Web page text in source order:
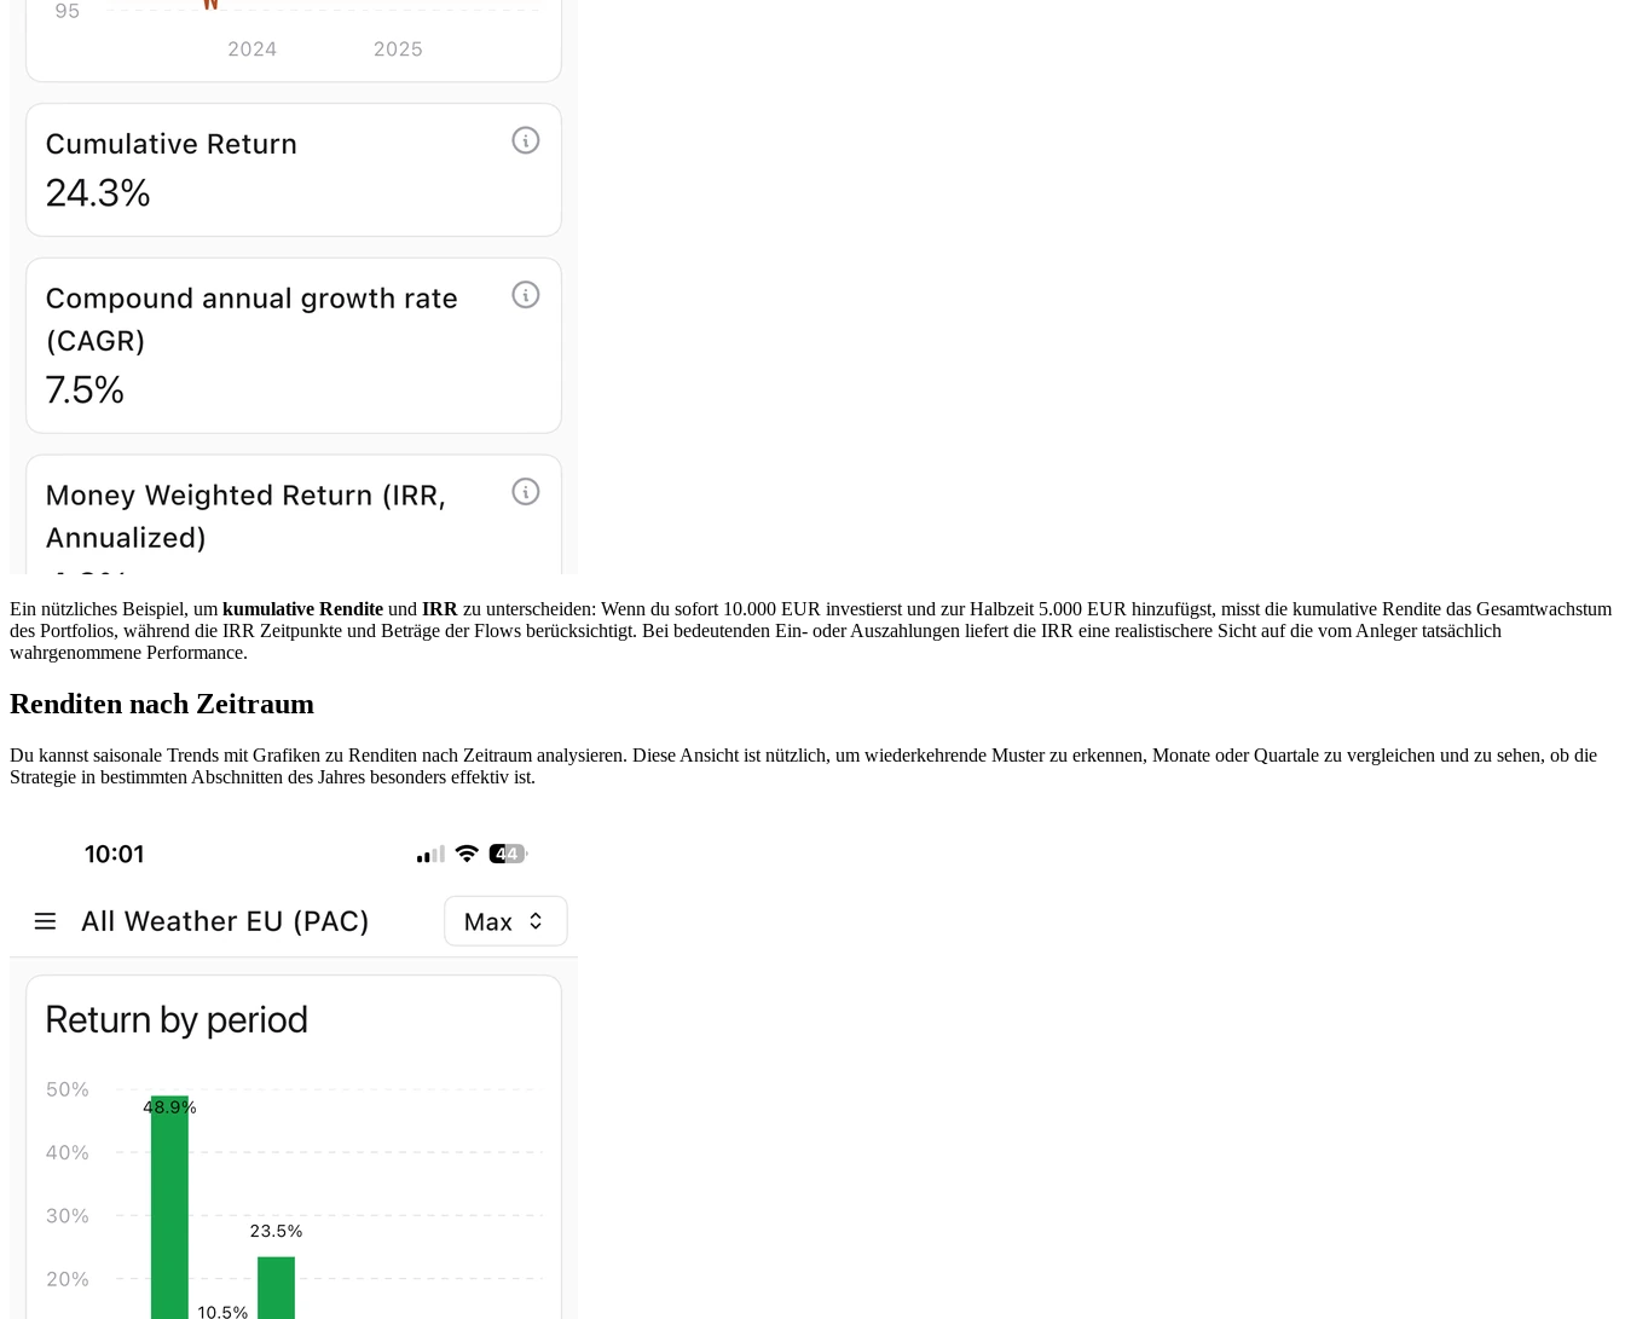
Ein nützliches Beispiel, um kumulative Rendite und IRR zu unterscheiden: Wenn du sofort 10.000 EUR investierst und zur Halbzeit 5.000 EUR hinzufügst, misst die kumulative Rendite das Gesamtwachstum
des Portfolios, während die IRR Zeitpunkte und Beträge der Flows berücksichtigt. Bei bedeutenden Ein‑ oder Auszahlungen liefert die IRR eine realistischere Sicht auf die vom Anleger tatsächlich
wahrgenommene Performance.
Renditen nach Zeitraum
Du kannst saisonale Trends mit Grafiken zu Renditen nach Zeitraum analysieren. Diese Ansicht ist nützlich, um wiederkehrende Muster zu erkennen, Monate oder Quartale zu vergleichen und zu sehen, ob die
Strategie in bestimmten Abschnitten des Jahres besonders effektiv ist.